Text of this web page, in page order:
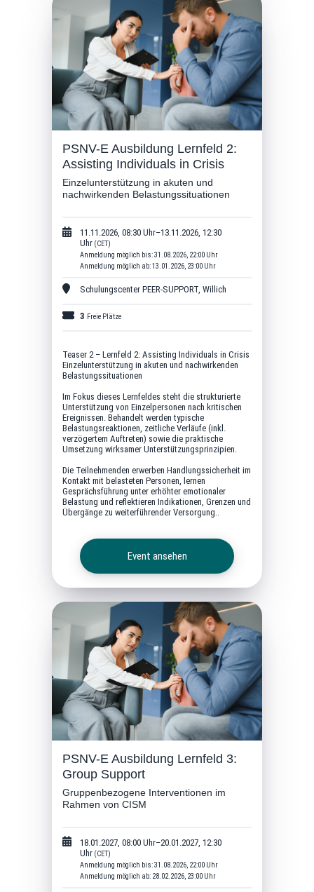
PSNV-E Ausbildung Lernfeld 2:
Assisting Individuals in Crisis
Einzelunterstützung in akuten und
nachwirkenden Belastungssituationen
11.11.2026, 08:30 Uhr–13.11.2026, 12:30
Uhr (CET)
Anmeldung möglich bis: 31.08.2026, 22:00 Uhr
Anmeldung möglich ab: 13.01.2026, 23:00 Uhr
Schulungscenter PEER-SUPPORT, Willich
3 Freie Plätze
Teaser 2 – Lernfeld 2: Assisting Individuals in Crisis
Einzelunterstützung in akuten und nachwirkenden
Belastungssituationen
Im Fokus dieses Lernfeldes steht die strukturierte
Unterstützung von Einzelpersonen nach kritischen
Ereignissen. Behandelt werden typische
Belastungsreaktionen, zeitliche Verläufe (inkl.
verzögertem Auftreten) sowie die praktische
Umsetzung wirksamer Unterstützungsprinzipien.
Die Teilnehmenden erwerben Handlungssicherheit im
Kontakt mit belasteten Personen, lernen
Gesprächsführung unter erhöhter emotionaler
Belastung und reflektieren Indikationen, Grenzen und
Übergänge zu weiterführender Versorgung..
Event ansehen
PSNV-E Ausbildung Lernfeld 3:
Group Support
Gruppenbezogene Interventionen im
Rahmen von CISM
18.01.2027, 08:00 Uhr–20.01.2027, 12:30
Uhr (CET)
Anmeldung möglich bis: 31.08.2026, 22:00 Uhr
Anmeldung möglich ab: 28.02.2026, 23:00 Uhr